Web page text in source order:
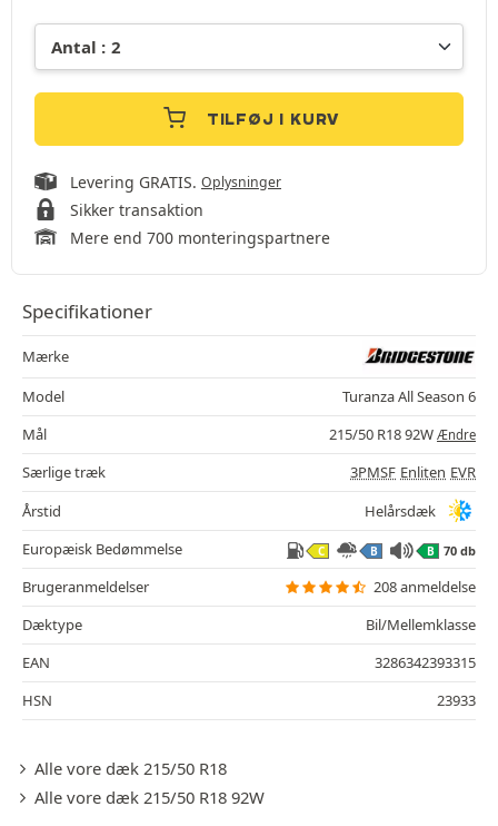
TILFØJ I KURV
Levering GRATIS. Oplysninger
Sikker transaktion
Mere end 700 monteringspartnere
Specifikationer
Mærke
Model
Turanza All Season 6
Mål
215/50 R18 92W Ændre
Særlige træk 3PMSF Enliten EVR
Årstid
Helårsdæk
Europæisk Bedømmelse
C B B 70 db
Brugeranmeldelser
208 anmeldelse
Dæktype
Bil/Mellemklasse
EAN
3286342393315
HSN
23933
Alle vore dæk 215/50 R18
Alle vore dæk 215/50 R18 92W